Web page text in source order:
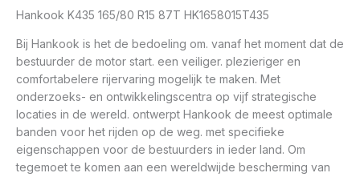
Hankook K435 165/80 R15 87T HK1658015T435
Bij Hankook is het de bedoeling om. vanaf het moment dat de
bestuurder de motor start. een veiliger. plezieriger en
comfortabelere rijervaring mogelijk te maken. Met
onderzoeks- en ontwikkelingscentra op vijf strategische
locaties in de wereld. ontwerpt Hankook de meest optimale
banden voor het rijden op de weg. met specifieke
eigenschappen voor de bestuurders in ieder land. Om
tegemoet te komen aan een wereldwijde bescherming van